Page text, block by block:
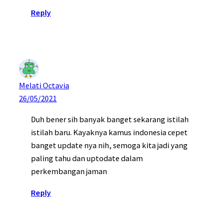
Reply
Melati Octavia
26/05/2021
Duh bener sih banyak banget sekarang istilah
istilah baru. Kayaknya kamus indonesia cepet
banget update nya nih, semoga kita jadi yang
paling tahu dan uptodate dalam
perkembangan jaman
Reply